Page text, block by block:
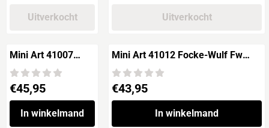
Uitverkocht Uitverkocht
Mini Art 41007
LIORE-ET-OLIVER
Leo C.30A Early
Production
Prijs: 45,95
€45,95
In winkelmand
Mini Art 41012 Focke-Wulf Fw
C.30A HEUSCHRECKE 'Early
Production'
Prijs: 43,95
€43,95
In winkelmand